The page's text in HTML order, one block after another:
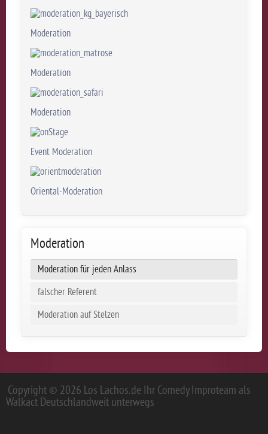
Moderation
Moderation
Moderation
Event Moderation
Oriental-Moderation
Moderation
Moderation für jeden Anlass
falscher Referent
Moderation auf Stelzen
Copyright © 2026 Los Lachos.de Ihr Comedy Improteam als
Walkact Deutschlandweit unterwegs